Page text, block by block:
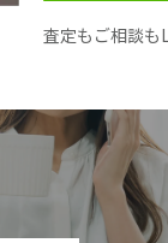
査定もご相談も